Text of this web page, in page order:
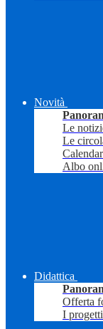
Novità
Le
Le
Albo
Didattica
Offerta
I